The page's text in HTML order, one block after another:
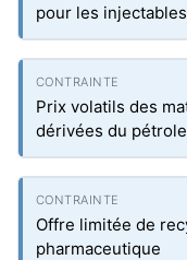
pour les injectables
Prix volatils des
dérivées du
Offre limitée de
pharmaceutique